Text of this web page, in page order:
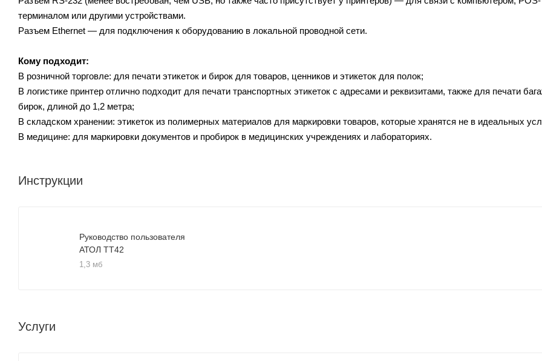
терминалом или другими устройствами.
Разъем Ethernet — для подключения к оборудованию в локальной проводной сети.
Кому подходит:
В розничной торговле: для печати этикеток и бирок для товаров, ценников и этикеток для полок;
В логистике принтер отлично подходит для печати транспортных этикеток с адресами и реквизитами, также для печати
бирок, длиной до 1,2 метра;
В складском хранении: этикеток из полимерных материалов для маркировки товаров, которые хранятся не в идеальных
В медицине: для маркировки документов и пробирок в медицинских учреждениях и лабораториях.
Инструкции
Руководство пользователя
АТОЛ TT42
1,3 мб
Услуги